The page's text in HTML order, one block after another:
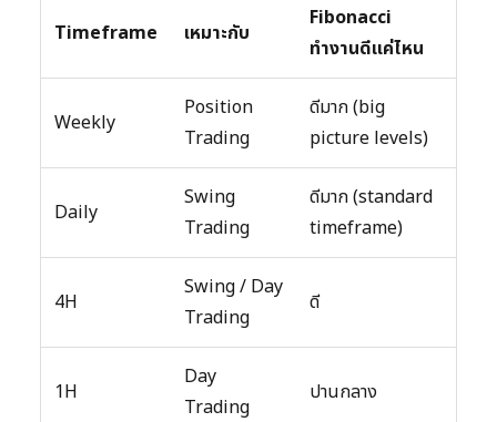
Timeframe เหมาะกับ
Fibonacci
ทำงานดีแค่ไหน
Weekly
Position
Trading
ดีมาก (big
picture levels)
Daily
Swing
Trading
ดีมาก (standard
timeframe)
4H
Swing / Day
Trading
ดี
1H
Day
Trading
ปานกลาง